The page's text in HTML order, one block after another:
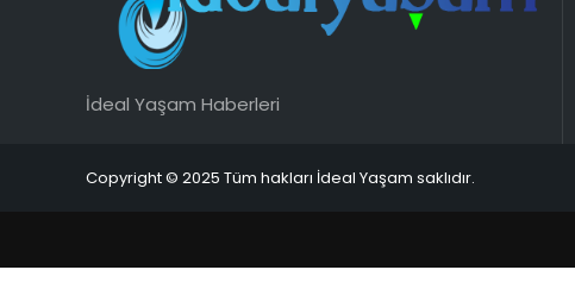
İdeal Yaşam Haberleri
Copyright © 2025 Tüm hakları İdeal Yaşam saklıdır.